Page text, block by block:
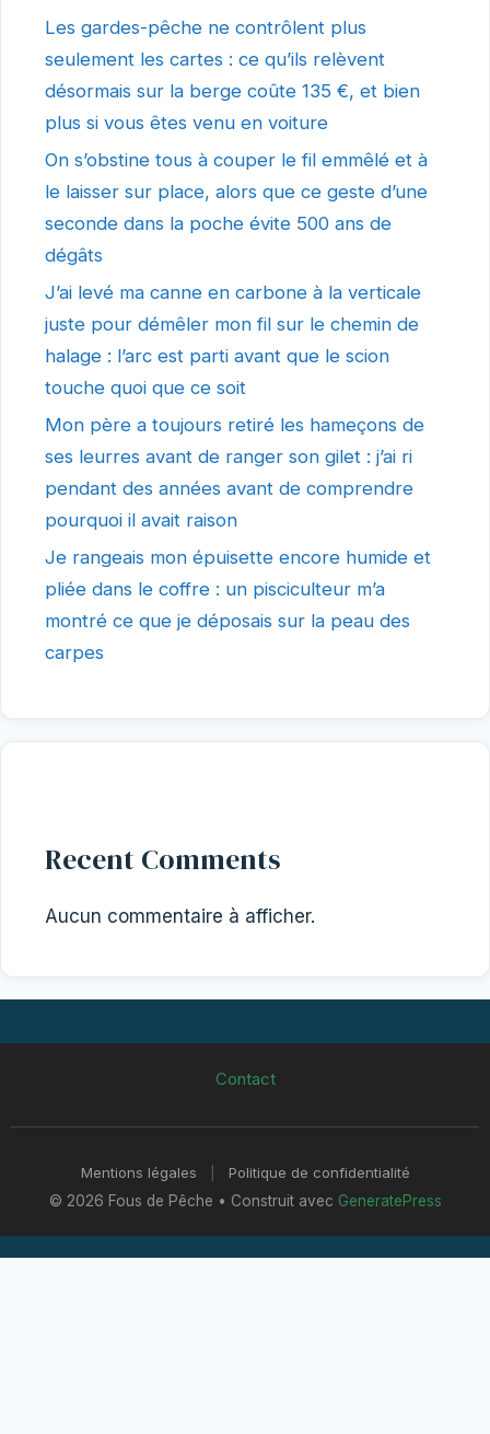
Les gardes-pêche ne contrôlent plus
seulement les cartes : ce qu’ils relèvent
désormais sur la berge coûte 135 €, et bien
plus si vous êtes venu en voiture
On s’obstine tous à couper le fil emmêlé et à
le laisser sur place, alors que ce geste d’une
seconde dans la poche évite 500 ans de
dégâts
J’ai levé ma canne en carbone à la verticale
juste pour démêler mon fil sur le chemin de
halage : l’arc est parti avant que le scion
touche quoi que ce soit
Mon père a toujours retiré les hameçons de
ses leurres avant de ranger son gilet : j’ai ri
pendant des années avant de comprendre
pourquoi il avait raison
Je rangeais mon épuisette encore humide et
pliée dans le coffre : un pisciculteur m’a
montré ce que je déposais sur la peau des
carpes
Recent Comments
Aucun commentaire à afficher.
Contact
Mentions légales
Politique de confidentialité
© 2026 Fous de Pêche • Construit avec GeneratePress